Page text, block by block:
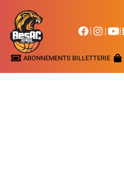
ABONNEMENTS BILLETTERIE